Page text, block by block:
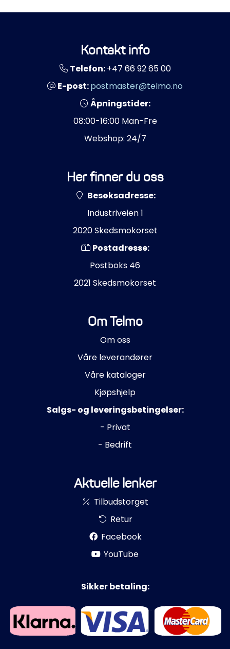
Kontakt info
Telefon:+47 66 92 65 00
E-post:postmaster@telmo.no
Åpningstider:
08:00-16:00 Man-Fre
Webshop: 24/7
Her finner du oss
Besøksadresse:
Industriveien 1
2020 Skedsmokorset
Postadresse:
Postboks 46
2021 Skedsmokorset
Om Telmo
Om oss
Våre leverandører
Våre kataloger
Kjøpshjelp
Salgs- og leveringsbetingelser:
- Privat
- Bedrift
Aktuelle lenker
Tilbudstorget
Retur
Facebook
YouTube
Sikker betaling: